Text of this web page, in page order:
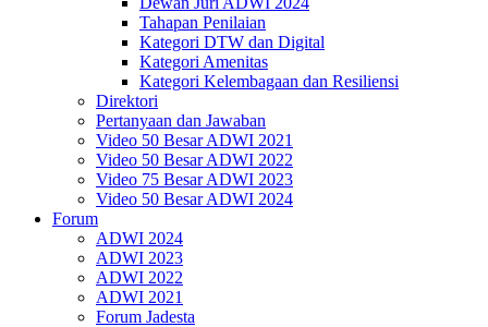
Tahapan Penilaian
Kategori DTW dan Digital
Kategori Amenitas
Kategori Kelembagaan dan Resiliensi
Direktori
Pertanyaan dan Jawaban
Video 50 Besar ADWI 2021
Video 50 Besar ADWI 2022
Video 75 Besar ADWI 2023
Video 50 Besar ADWI 2024
Forum
ADWI 2024
ADWI 2023
ADWI 2022
ADWI 2021
Forum Jadesta